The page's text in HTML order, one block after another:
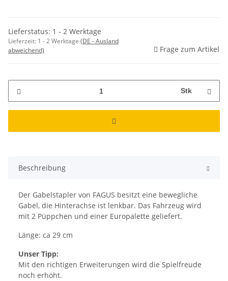
Lieferstatus: 1 - 2 Werktage
Lieferzeit: 1 - 2 Werktage (DE - Ausland
abweichend)
Frage zum Artikel
Stk
Beschreibung
Der Gabelstapler von FAGUS besitzt eine bewegliche
Gabel, die Hinterachse ist lenkbar. Das Fahrzeug wird
mit 2 Püppchen und einer Europalette geliefert.
Länge: ca 29 cm
Unser Tipp:
Mit den richtigen Erweiterungen wird die Spielfreude
noch erhöht.